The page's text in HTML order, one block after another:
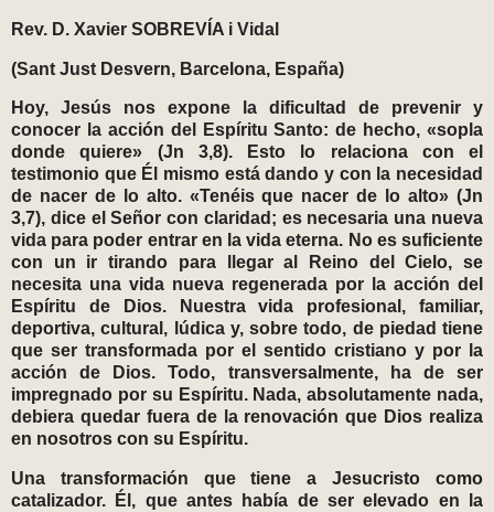
Rev. D. Xavier SOBREVÍA i Vidal
(Sant Just Desvern, Barcelona, España)
Hoy, Jesús nos expone la dificultad de prevenir y
conocer la acción del Espíritu Santo: de hecho, «sopla
donde quiere» (Jn 3,8). Esto lo relaciona con el
testimonio que Él mismo está dando y con la necesidad
de nacer de lo alto. «Tenéis que nacer de lo alto» (Jn
3,7), dice el Señor con claridad; es necesaria una nueva
vida para poder entrar en la vida eterna. No es suficiente
con un ir tirando para llegar al Reino del Cielo, se
necesita una vida nueva regenerada por la acción del
Espíritu de Dios. Nuestra vida profesional, familiar,
deportiva, cultural, lúdica y, sobre todo, de piedad tiene
que ser transformada por el sentido cristiano y por la
acción de Dios. Todo, transversalmente, ha de ser
impregnado por su Espíritu. Nada, absolutamente nada,
debiera quedar fuera de la renovación que Dios realiza
en nosotros con su Espíritu.
Una transformación que tiene a Jesucristo como
catalizador. Él, que antes había de ser elevado en la